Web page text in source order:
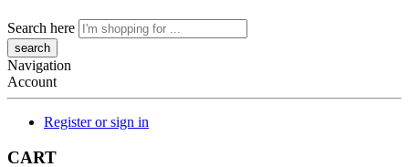
Search here
Navigation
Account
Register or sign in
CART